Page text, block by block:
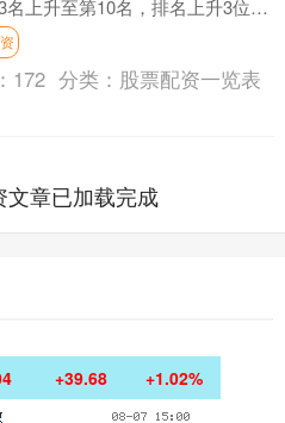
名上升至第10名，排名上升3位
至今日收盘，翠微股份下跌
172 分类： 股票配资一览表
文章已加载完成
+39.68 +1.02%